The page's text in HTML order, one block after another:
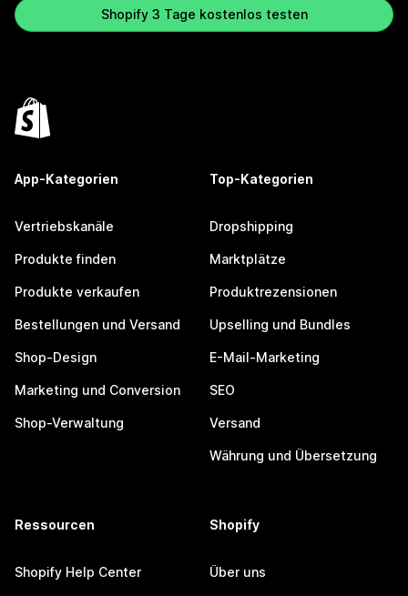
Shopify 3 Tage kostenlos testen
App-Kategorien
Vertriebskanäle
Produkte finden
Produkte verkaufen
Bestellungen und Versand
Shop-Design
Marketing und Conversion
Shop-Verwaltung
Top-Kategorien
Dropshipping
Marktplätze
Produktrezensionen
Upselling und Bundles
E-Mail-Marketing
SEO
Versand
Währung und Übersetzung
Ressourcen
Shopify Help Center
Shopify
Über uns